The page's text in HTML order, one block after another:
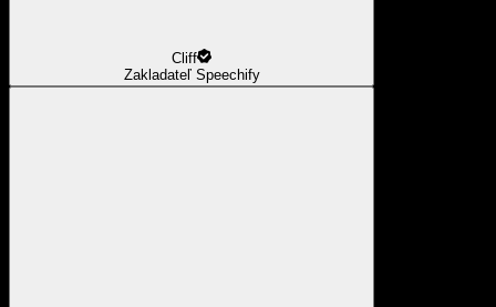
Cliff
Zakladateľ Speechify